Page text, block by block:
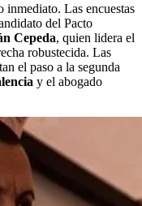
Las encuestas
del Pacto
Cepeda, quien lidera el
robustecida. Las
el paso a la segunda
y el abogado